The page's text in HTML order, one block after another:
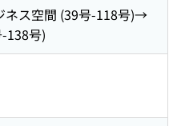
ネス空間 (39号-118号)→
138号)